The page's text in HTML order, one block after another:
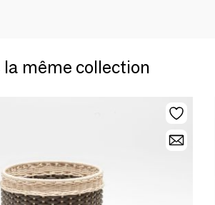
la même collection